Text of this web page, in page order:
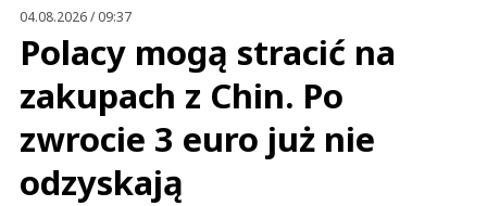
04.08.2026 / 09:37
Polacy mogą stracić na
zakupach z Chin. Po
zwrocie 3 euro już nie
odzyskają